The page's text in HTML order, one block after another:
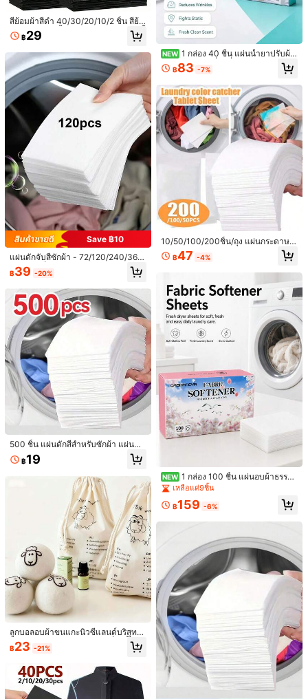
Save ฿7
5 ชิ้น ชุดถุงซักผ้าตาข่าย, เหมาะสำหรับ
เสื้อผ้าที่บอบบาง, บรา, ถุงเท้า, ชุดชั้นใ
น, เสื้อผ้าเด็ก, กระเป๋าจัดระเบียบสำหรับ
การเดินทาง
#3 ขายดี ใน หลากสี อุปกรณ์เครื่องมือซักรีด
฿32 -18%
100ชิ้น/50ชิ้น/30ชิ้น แผ่นซักผ้าลบสีเสื้
อผ้า, แผ่นป้องกันการย้อมสีเสื้อผ้า
39
Save ฿11
แผ่นซักผ้ากันสีตก | แผ่นไม่ทอความจุสู
ง ดูดซับสีย้อมอย่างมีประสิทธิภาพเพื่อป้
องกันสีตก | รักษาและล็อกสีสำหรับผ้าสี
อ่อนและเข้ม | เหมาะสำหรับเครื่องซักผ้
าทุกรุ่น | สิ่งจำเป็นสำหรับการซักผ้าในค
รัวเรือน
48 -19%
ถุงซักผ้าสัตว์เลี้ยงหนาและทนทาน - ถุง
ตาข่ายทนทานต่อการฉีกขาด, ถุงเก็บข
นสัตว์เลี้ยงแบบใช้ซ้ำได้ความจุขนาดใ
หญ่ (สำหรับกำจัดขนสุนัขและแมว), เห
มาะสำหรับเครื่องซักผ้าและเครื่องอบผ้
า, ถุงซักผ้าสัตว์เลี้ยงสำหรับที่นอนสัตว์เ
ลี้ยง, ผ้าห่ม, ผ้าเช็ดตัว
฿113 -24% 2 วันสุดท้าย
แผ่นรองรีดซิลิโคนทนความร้อน อเนกป
ระสงค์ (มีให้เลือกแบบแพ็ค 7 ชิ้นคละสี
หรือแพ็คเดี่ยว) ดีไซน์หนาพิเศษ ป้องกัน
การลวก เหมาะสำหรับใช้บนโต๊ะรีดผ้า
#1 ขายดี ใน ผลิตภัณฑ์ซักผ้า
120 ชิ้น แผ่นดักจับสีซักผ้าสีสันสดใส -
ป้องกันการซีดจางของสีและการถ่ายโอ
นสี สำหรับการซักผ้าผสมและรักษาควา
มสดใสของสี เหมาะสำหรับผ้าทุกชนิด อุ
ปกรณ์ซักผ้า
เหลือแค่1ชิ้น
25 -14%
สีย้อมผ้าสีดำ 40/30/20/10/2 ชิ้น สีย้อ
มสำหรับทาสีเสื้อผ้า อุปกรณ์ซ่อมแซมเสื้
อยืดสำหรับเสื้อผ้าสีดำที่ซีดจาง แผ่นสีย้
อกทั้งหมด อุปกรณ์ซักรีด
฿29
Save ฿10
แผ่นดักจับสีซักผ้า - 72/120/240/360
แผ่นต่อแพ็ค ป้องกันการถ่ายโอนสี รักษ
าความสดของสีเสื้อผ้า เหมาะสำหรับใช้
฿39 -20%
500 ชิ้น แผ่นดักสีสำหรับซักผ้า แผ่นดัก
สีกันสีตก แผ่นกำจัดขนและเส้นผม ดักจั
บสีที่หลุดและขน ป้องกันเสื้อผ้าซีดจางแ
นบ้าน อุปกรณ์ทำความสะอาดที่จำเป็น
฿19
ลูกบอลอบผ้าขนแกะนิวซีแลนด์บริสุทธิ์
100% ลูกบอลซักผ้าสักหลาดที่ใช้ซ้ำได้
สารปรับผ้านุ่มธรรมชาติ ป้องกันไฟฟ้า
าะสำหรับเครื่องซักผ้าและเครื่องอบผ้าที่
บ้าน
฿23 -21%
NEW 1 กล่อง 40 ชิ้น แผ่นน้ำยาปรับผ้า
นุ่ม, แผ่นอบผ้าที่มีกลิ่นหอม, ทำให้ผ้านุ่
ม, ขจัดกลิ่นและให้กลิ่นหอม, สิ่งจำเป็น
฿83 -7%
10/50/100/200ชิ้น/ถุง แผ่นกระดาษซั
กรีด ป้องกันคราบ ป้องกันการซึมของสี
อุปกรณ์ซักรีด
฿47 -4%
NEW 1 กล่อง 100 ชิ้น แผ่นอบผ้าธรรม
ชาติ ความจุขนาดใหญ่ แผ่นปรับผ้านุ่ม
จากพืช กลิ่นดอกซากุระ ช่วยให้ผ้านุ่มแ
ละขจัดไฟฟ้าสถิต แผ่นซักผ้าดับกลิ่นแล
นดอกซากุระ แผ่นอโรมาเทอราพีสำหรั
บรถยนต์ แผ่นอโรมาเทอราพีสำหรับบ้า
เหลือแค่9ชิ้น
฿159 -6%